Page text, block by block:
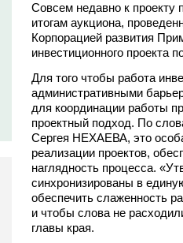
Совсем недавно к проекту
итогам аукциона,
Корпорацией развития
инвестиционного проекта
Для того чтобы работа
административными
для координации работы
проектный подход. По
Сергея НЕХАЕВА, это
реализации проектов,
наглядность процесса.
синхронизированы в
обеспечить слаженность
и чтобы слова не
главы края.